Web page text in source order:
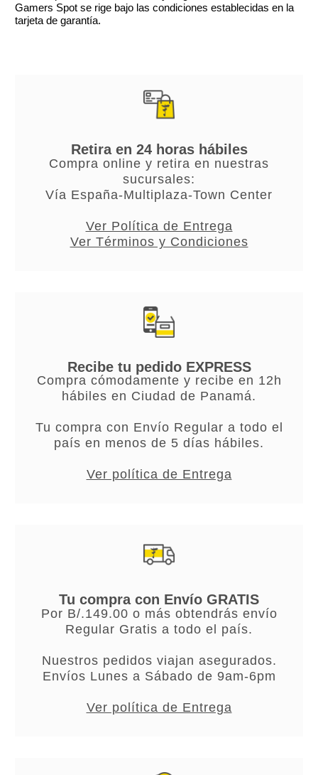
Gamers Spot se rige bajo las condiciones establecidas en la
tarjeta de garantía.
Retira en 24 horas hábiles
Compra online y retira en nuestras
sucursales:
Vía España-Multiplaza-Town Center
Ver Política de Entrega
Ver Términos y Condiciones
Recibe tu pedido EXPRESS
Compra cómodamente y recibe en 12h
hábiles en Ciudad de Panamá.
Tu compra con Envío Regular a todo el
país en menos de 5 días hábiles.
Ver política de Entrega
Tu compra con Envío GRATIS
Por B/.149.00 o más obtendrás envío
Regular Gratis a todo el país.
Nuestros pedidos viajan asegurados.
Envíos Lunes a Sábado de 9am-6pm
Ver política de Entrega